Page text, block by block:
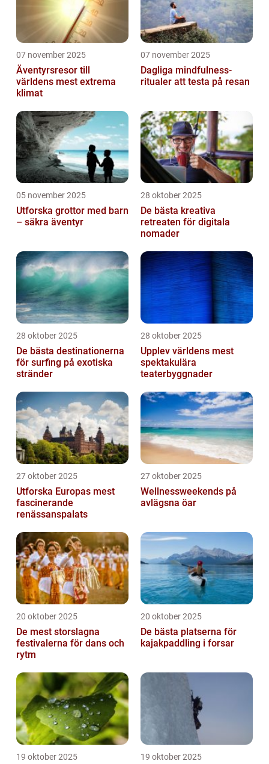
07 november 2025
Äventyrsresor till
världens mest extrema
klimat
07 november 2025
Dagliga mindfulness-
ritualer att testa på resan
05 november 2025
Utforska grottor med barn
– säkra äventyr
28 oktober 2025
De bästa kreativa
retreaten för digitala
nomader
28 oktober 2025
De bästa destinationerna
för surfing på exotiska
stränder
28 oktober 2025
Upplev världens mest
spektakulära
teaterbyggnader
27 oktober 2025
Utforska Europas mest
fascinerande
renässanspalats
27 oktober 2025
Wellnessweekends på
avlägsna öar
20 oktober 2025
De mest storslagna
festivalerna för dans och
rytm
20 oktober 2025
De bästa platserna för
kajakpaddling i forsar
19 oktober 2025 19 oktober 2025